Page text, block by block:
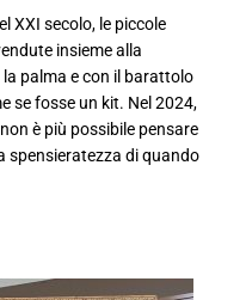
XXI secolo, le piccole
insieme alla
palma e con il barattolo
se fosse un kit. Nel 2024,
è più possibile pensare
spensieratezza di quando